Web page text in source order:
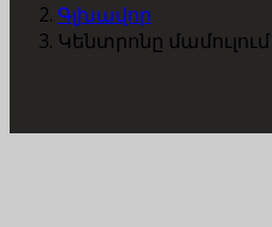
Գլխավոր
Կենտրոնը մամուլում